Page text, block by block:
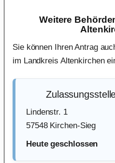
Weitere
Sie können Ihren Antrag
im Landkreis Altenkirchen
Lindenstr. 1
57548 Kirchen-Sieg
Heute geschlossen